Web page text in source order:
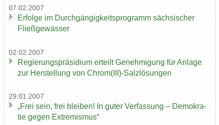
07.02.2007
Er­fol­ge im Durch­gän­gig­keits­pro­gramm säch­si­scher
Fließ­ge­wäs­ser
02.02.2007
Re­gie­rungs­prä­si­di­um er­teilt Ge­neh­mi­gung für An­la­ge
zur Her­stel­lung von Chrom(III)-​Salzlösungen
29.01.2007
„Frei sein, frei blei­ben! In guter Ver­fas­sung – De­mo­kra­
tie gegen Ex­tre­mis­mus“